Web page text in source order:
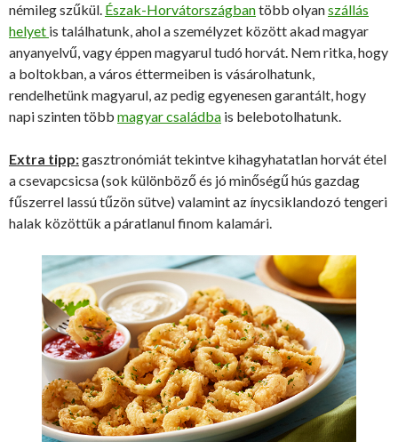
némileg szűkül. Észak-Horvátországbantöbb olyanszállás
helyet is találhatunk, ahol a személyzet között akad magyar
anyanyelvű, vagy éppen magyarul tudó horvát. Nem ritka, hogy
a boltokban, a város éttermeiben is vásárolhatunk,
rendelhetünk magyarul, az pedig egyenesen garantált, hogy
napi szinten több magyar családba is belebotolhatunk.
Extra tipp:gasztronómiát tekintve kihagyhatatlan horvát étel
a csevapcsicsa (sok különböző és jó minőségű hús gazdag
fűszerrel lassú tűzön sütve) valamint az ínycsiklandozó tengeri
halak közöttük a páratlanul finom kalamári.